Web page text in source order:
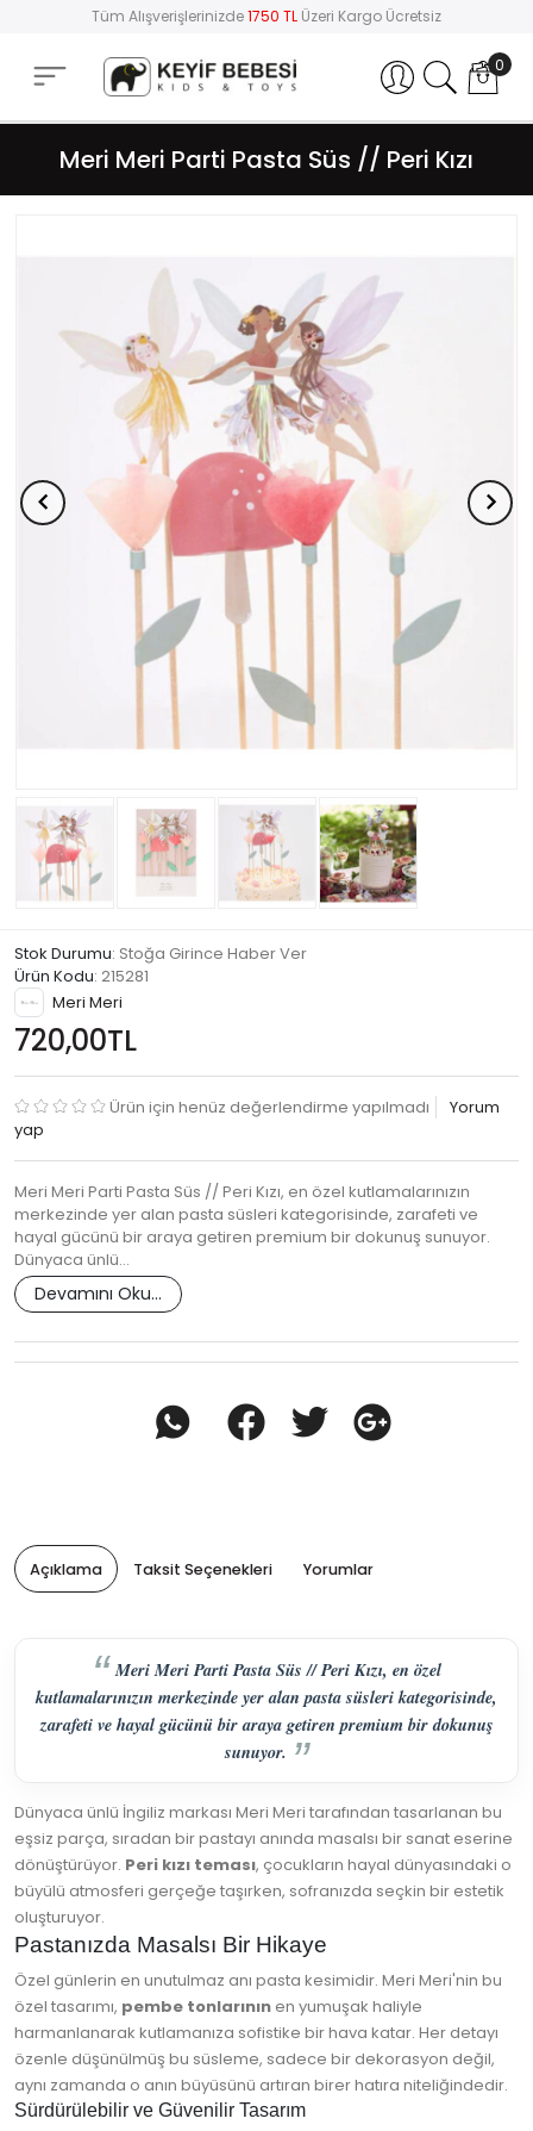
Tüm Alışverişlerinizde1750 TL Üzeri Kargo Ücretsiz
Hesabım 0
Meri Meri Parti Pasta Süs // Peri Kızı
Stok Durumu: Stoğa Girince Haber Ver
Ürün Kodu: 215281
Meri Meri
720,00TL
Ürün için henüz değerlendirme yapılmadı
Yorum
yap
Meri Meri Parti Pasta Süs // Peri Kızı, en özel kutlamalarınızın
merkezinde yer alan pasta süsleri kategorisinde, zarafeti ve
hayal gücünü bir araya getiren premium bir dokunuş sunuyor.
Dünyaca ünlü…
Devamını Oku...
Açıklama Taksit Seçenekleri Yorumlar
Meri Meri Parti Pasta Süs // Peri Kızı, en özel
kutlamalarınızın merkezinde yer alan pasta süsleri kategorisinde,
zarafeti ve hayal gücünü bir araya getiren premium bir dokunuş
sunuyor.
Dünyaca ünlü İngiliz markası Meri Meri tarafından tasarlanan bu
eşsiz parça, sıradan bir pastayı anında masalsı bir sanat eserine
dönüştürüyor. Peri kızı teması, çocukların hayal dünyasındaki o
büyülü atmosferi gerçeğe taşırken, sofranızda seçkin bir estetik
oluşturuyor.
Pastanızda Masalsı Bir Hikaye
Özel günlerin en unutulmaz anı pasta kesimidir. Meri Meri'nin bu
özel tasarımı, pembe tonlarının en yumuşak haliyle
harmanlanarak kutlamanıza sofistike bir hava katar. Her detayı
özenle düşünülmüş bu süsleme, sadece bir dekorasyon değil,
aynı zamanda o anın büyüsünü artıran birer hatıra niteliğindedir.
Sürdürülebilir ve Güvenilir Tasarım